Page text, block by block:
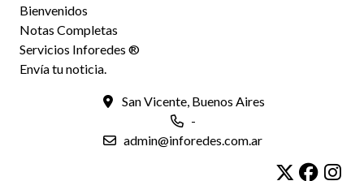
Bienvenidos
Notas Completas
Servicios Inforedes ®
Envía tu noticia.
San Vicente, Buenos Aires
-
admin@inforedes.com.ar